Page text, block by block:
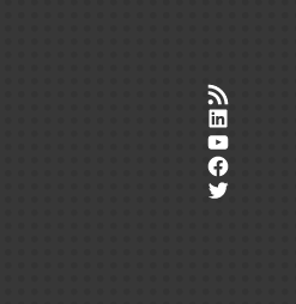
Twitter
RSS-Feed